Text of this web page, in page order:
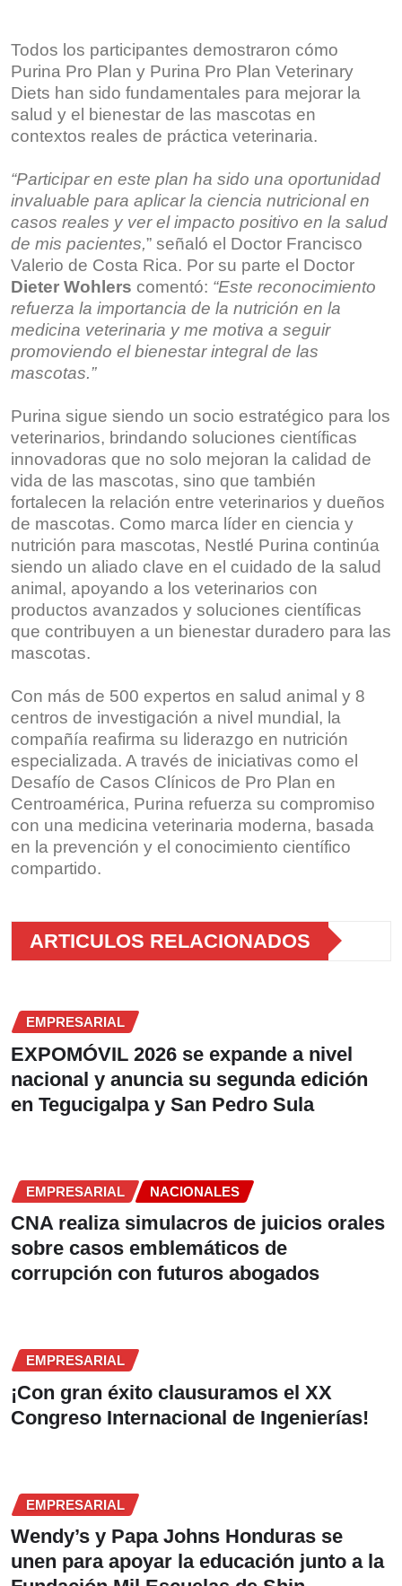
Todos los participantes demostraron cómo
Purina Pro Plan y Purina Pro Plan Veterinary
Diets han sido fundamentales para mejorar la
salud y el bienestar de las mascotas en
contextos reales de práctica veterinaria.
“Participar en este plan ha sido una oportunidad
invaluable para aplicar la ciencia nutricional en
casos reales y ver el impacto positivo en la salud
de mis pacientes,” señaló el Doctor Francisco
Valerio de Costa Rica. Por su parte el Doctor
Dieter Wohlers comentó: “Este reconocimiento
refuerza la importancia de la nutrición en la
medicina veterinaria y me motiva a seguir
promoviendo el bienestar integral de las
mascotas.”
Purina sigue siendo un socio estratégico para los
veterinarios, brindando soluciones científicas
innovadoras que no solo mejoran la calidad de
vida de las mascotas, sino que también
fortalecen la relación entre veterinarios y dueños
de mascotas. Como marca líder en ciencia y
nutrición para mascotas, Nestlé Purina continúa
siendo un aliado clave en el cuidado de la salud
animal, apoyando a los veterinarios con
productos avanzados y soluciones científicas
que contribuyen a un bienestar duradero para las
mascotas.
Con más de 500 expertos en salud animal y 8
centros de investigación a nivel mundial, la
compañía reafirma su liderazgo en nutrición
especializada. A través de iniciativas como el
Desafío de Casos Clínicos de Pro Plan en
Centroamérica, Purina refuerza su compromiso
con una medicina veterinaria moderna, basada
en la prevención y el conocimiento científico
compartido.
ARTICULOS RELACIONADOS
EMPRESARIAL
EXPOMÓVIL 2026 se expande a nivel
nacional y anuncia su segunda edición
en Tegucigalpa y San Pedro Sula
EMPRESARIAL NACIONALES
CNA realiza simulacros de juicios orales
sobre casos emblemáticos de
corrupción con futuros abogados
EMPRESARIAL
¡Con gran éxito clausuramos el XX
Congreso Internacional de Ingenierías!
EMPRESARIAL
Wendy’s y Papa Johns Honduras se
unen para apoyar la educación junto a la